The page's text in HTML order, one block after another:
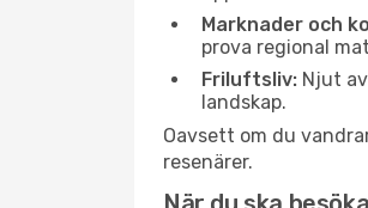
Marknader och
prova regional
Friluftsliv: Njut
landskap.
Oavsett om du
resenärer.